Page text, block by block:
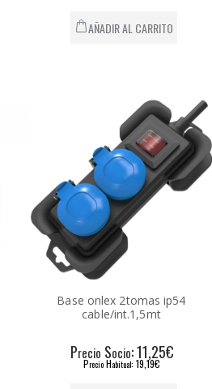
AÑADIR AL CARRITO
Base onlex 2tomas ip54
cable/int.1,5mt
Precio Socio: 11,25€
PrecioHabitual: 19,19€